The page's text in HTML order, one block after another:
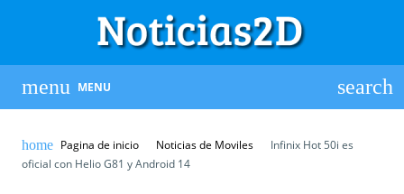
MENU
Pagina de inicio Noticias de Moviles
Infinix Hot 50i es
oficial con Helio G81 y Android 14